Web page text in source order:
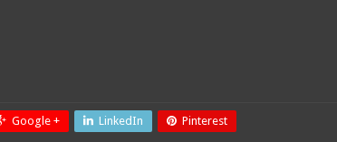
Google + LinkedIn Pinterest